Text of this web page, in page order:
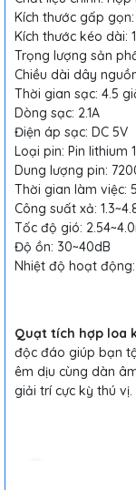
Kích thước gấp gọn:
Kích thước kéo dài:
Trọng lượng sản
Chiều dài dây
Thời gian sạc: 4.5
Dòng sạc: 2.1A
Điện áp sạc: DC 5V
Loại pin: Pin lithium
Dung lượng pin:
Thời gian làm việc:
Công suất xả:
Tốc độ gió:
Độ ồn: 30~40dB
Nhiệt độ hoạt động:
Quạt tích hợp loa
độc đáo giúp bạn
êm dịu cùng dàn
giải trí cực kỳ thú vị.